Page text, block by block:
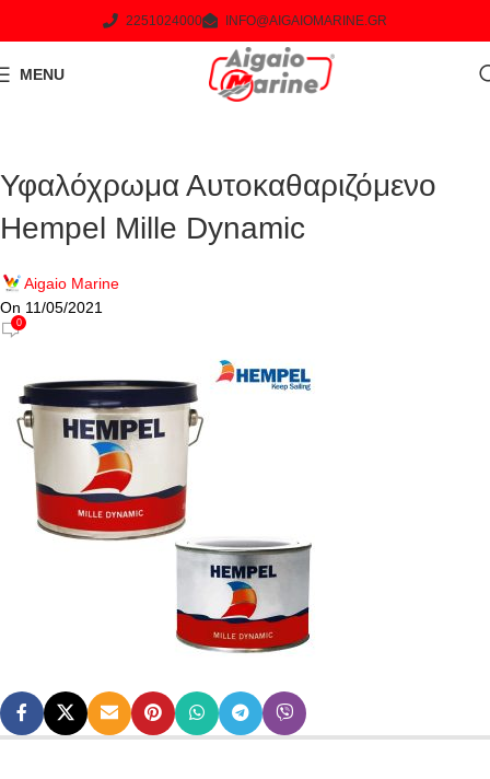
2251024000 INFO@AIGAIOMARINE.GR
MENU
Υφαλόχρωμα Αυτοκαθαριζόμενο
Hempel Mille Dynamic
Aigaio Marine
On 11/05/2021
0